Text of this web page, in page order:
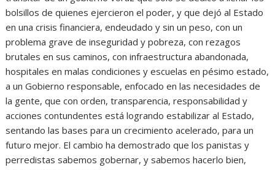
bolsillos de quienes ejercieron el poder, y que dejó al Estado
en una crisis financiera, endeudado y sin un peso, con un
problema grave de inseguridad y pobreza, con rezagos
brutales en sus caminos, con infraestructura abandonada,
hospitales en malas condiciones y escuelas en pésimo estado,
a un Gobierno responsable, enfocado en las necesidades de
la gente, que con orden, transparencia, responsabilidad y
acciones contundentes está logrando estabilizar al Estado,
sentando las bases para un crecimiento acelerado, para un
futuro mejor. El cambio ha demostrado que los panistas y
perredistas sabemos gobernar, y sabemos hacerlo bien,